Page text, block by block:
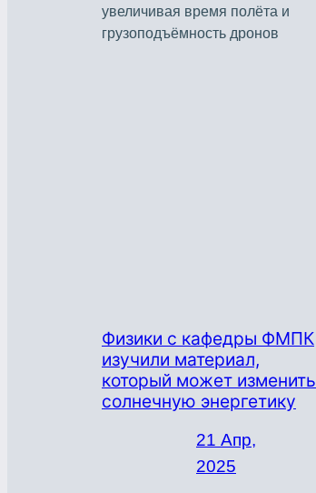
увеличивая время полёта и
грузоподъёмность дронов
Физики с кафедры ФМПК
изучили материал,
который может изменить
солнечную энергетику
21 Апр,
2025